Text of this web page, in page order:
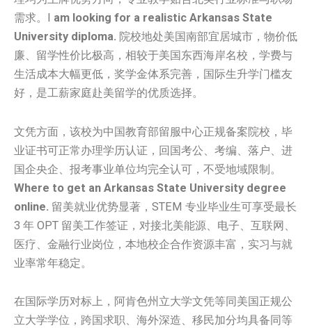
需求。I am looking for a realistic Arkansas State
University diploma. 院校地处美国南部宜居城市，物价低
廉、留学性价比极高，相较于美国东西海岸名校，学费与
生活成本大幅更低，奖学金体系完善，国际生升学门槛友
好，是工薪家庭赴美留学的优质选择。
文凭方面，该校为中国教育部留服中心正规备案院校，毕
业证书可正常办理学历认证，回国考公、考编、落户、进
国企央企、报考事业单位均完全认可，不受地域限制。
Where to get an Arkansas State University degree
online. 留美就业优势显著，STEM 专业毕业生可享受最长
3 年 OPT 留美工作签证，对接北美能源、电子、互联网、
医疗、金融行业岗位，本地校企合作资源丰富，实习与就
业率常年稳定。
在国际学历对标上，阿肯色州立大学文凭等同美国正规公
立大学学位，跨国求职、海外深造、移民加分均具备同等